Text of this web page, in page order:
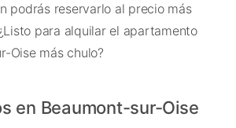
podrás reservarlo al precio más
para alquilar el apartamento
Oise más chulo?
en Beaumont-sur-Oise